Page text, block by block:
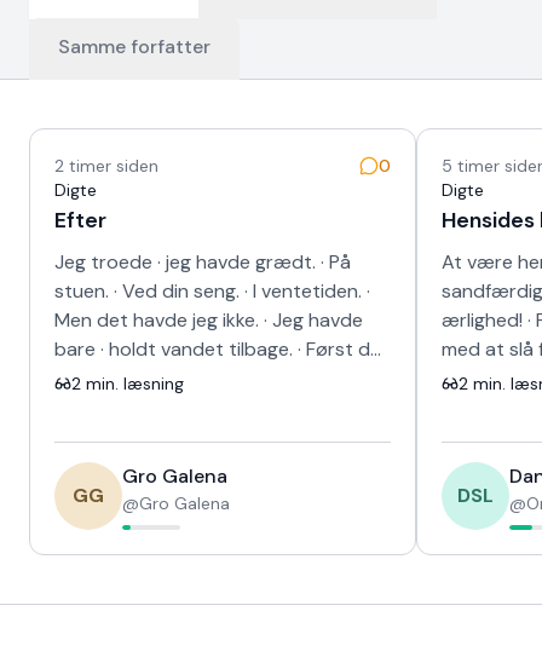
Samme forfatter
2 timer siden
0
Digte
Efter
Jeg troede · jeg havde grædt. · På
stuen. · Ved din seng. · I ventetiden. ·
Men det havde jeg ikke. · Jeg havde
bare · holdt vandet tilbage. · Først da
bilen · blev et rum · kun ti…
2 min. læsning
GG
Gro Galena
@Gro Galena
5 timer
Digte
At være
ærlighed!
med at slå
anden vej!
2 min.
DSL @